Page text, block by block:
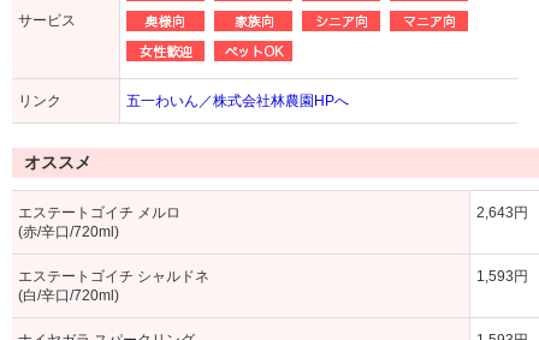
サービス
リンク 五一わいん／株式会社林農園HPへ
オススメ
エステートゴイチ メルロ
(赤/辛口/720ml)
2,643円
エステートゴイチ シャルドネ
(白/辛口/720ml)
1,593円